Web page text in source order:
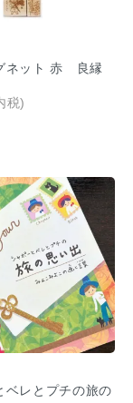
ネット 赤 良縁
税)
ベレとプチの旅の